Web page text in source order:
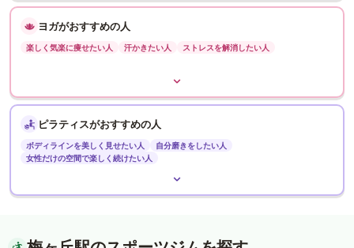
ヨガがおすすめの人
楽しく気楽に痩せたい人 汗かきたい人 ストレスを解消したい人
ピラティスがおすすめの人
ボディラインを美しく見せたい人
自分磨きをしたい人
女性だけの空間で楽しく続けたい人